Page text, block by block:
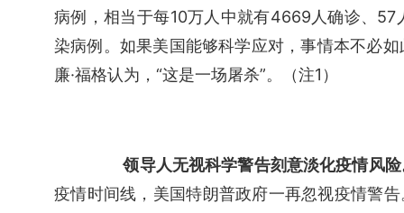
病例，相当于每10万人中就有4669人确诊、
染病例。如果美国能够科学应对，事情本不必
廉·福格认为，“这是一场屠杀”。（注1）
领导人无视科学警告刻意淡化疫情风
疫情时间线，美国特朗普政府一再忽视疫情警